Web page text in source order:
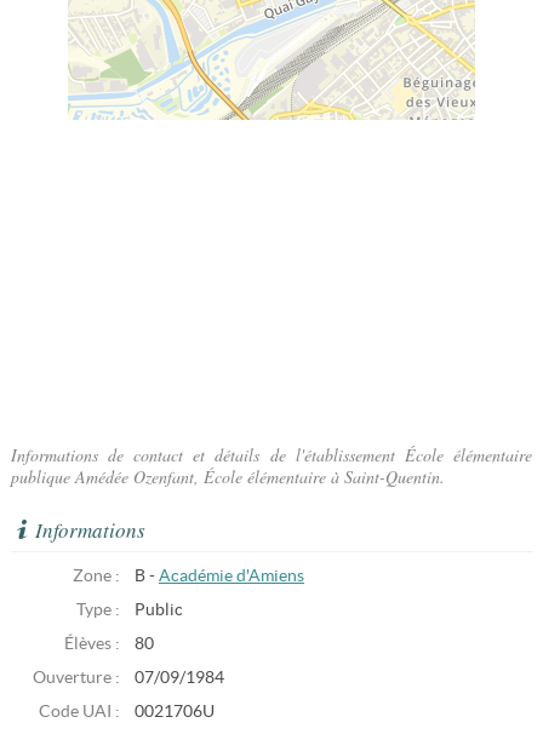
Informations de contact et détails de l'établissement École élémentaire
publique Amédée Ozenfant, École élémentaire à Saint-Quentin.
Informations
Zone : B - Académie d'Amiens
Type :
Public
Élèves :
80
Ouverture :
07/09/1984
Code UAI :
0021706U